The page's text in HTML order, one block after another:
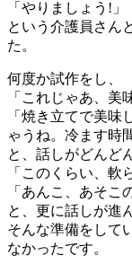
「やりましょう!」
という介護員さん
た。
何度か試作をし、
「これじゃあ、美
「焼き立てで美味
ゃうね。冷ます時
と、話しがどんど
「このくらい、軟
「あんこ、あそこ
と、更に話しが進
そんな準備をして
なかったです。